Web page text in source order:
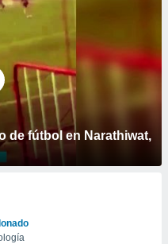
de fútbol en Narathiwat,